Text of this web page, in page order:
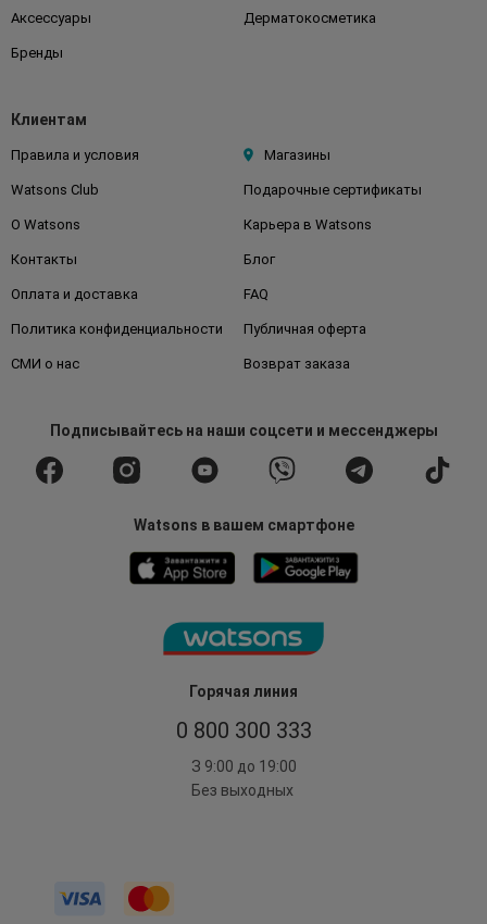
Горячая линия
0 800 300 333
З 9:00 до 19:00
Без выходных
Аксессуары Дерматокосметика
Бренды
Клиентам
Правила и условия Магазины
Watsons Club Подарочные сертификаты
О Watsons Карьера в Watsons
Контакты Блог
Оплата и доставка FAQ
Политика конфиденциальности Публичная оферта
СМИ о нас Возврат заказа
Подписывайтесьна наши соцсети и мессенджеры
Watsons в вашем смартфоне